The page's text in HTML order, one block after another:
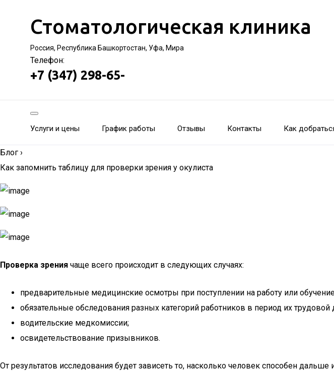
Стоматологическая клиника
Россия, Республика Башкортостан, Уфа, Мира
Телефон:
+7 (347) 298-65-
Услуги и цены График работы Отзывы Контакты Как
Блог ›
Как запомнить таблицу для проверки зрения у окулиста
Проверка зрения чаще всего происходит в следующих случаях:
предварительные медицинские осмотры при поступлении на работу или
обязательные обследования разных категорий работников в период их трудовой
водительские медкомиссии;
освидетельствование призывников.
От результатов исследования будет зависеть то, насколько человек способен